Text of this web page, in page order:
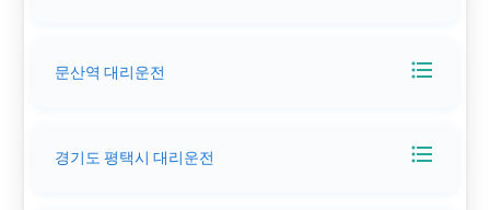
문산역 대리운전 format_list_bulleted
경기도 평택시 대리운전 format_list_bulleted